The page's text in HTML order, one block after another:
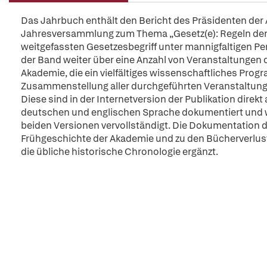
Das Jahrbuch enthält den Bericht des Präsidenten der
Jahresversammlung zum Thema „Gesetz(e): Regeln
weitgefassten Gesetzesbegriff unter mannigfaltigen
der Band weiter über eine Anzahl von
Akademie, die ein vielfältiges wissenschaftliches
Zusammenstellung aller durchgeführten
Diese sind in der Internetversion der Publikation direkt
deutschen und englischen Sprache dokumentiert
beiden Versionen vervollständigt. Die Dokumentation
Frühgeschichte der Akademie und zu den
die übliche historische Chronologie ergänzt.